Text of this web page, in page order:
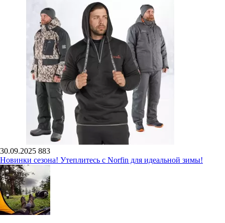
30.09.2025 883
Новинки сезона! Утеплитесь с Norfin для идеальной зимы!